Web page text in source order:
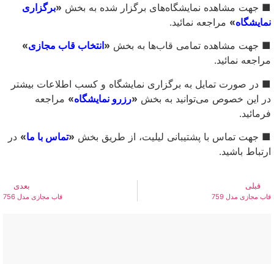
■ جهت مشاهده نمایشگاه‌های برگزار شده به بخش «برگزاری
نمایشگاه» مراجعه نمائید.
■ جهت مشاهده تمامی قاب‌ها به بخش «انتخاب قاب مجازی»
مراجعه نمائید.
■ در صورت تمایل به برگزاری نمایشگاه و کسب اطلاعات بیشتر
در این خصوص می‌توانید به بخش «رزرو نمایشگاه» مراجعه
فرمائید.
■ جهت تماس با پشتیبانی لیلیت، از طریق بخش «تماس با ما» در
ارتباط باشید.
قبلی
قاب مجازی مدل 759
بعدی
قاب مجازی مدل 756